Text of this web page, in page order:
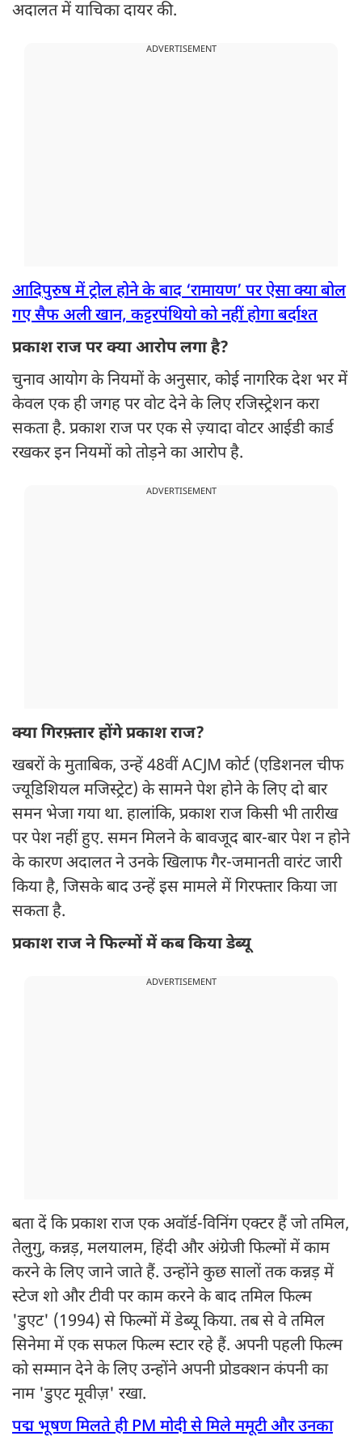
अदालत में याचिका दायर की.
ADVERTISEMENT
आदिपुरुष में ट्रोल होने के बाद ‘रामायण’ पर ऐसा क्या बोल
गए सैफ अली खान, कट्टरपंथियो को नहीं होगा बर्दाश्त
प्रकाश राज पर क्या आरोप लगा है?
चुनाव आयोग के नियमों के अनुसार, कोई नागरिक देश भर में
केवल एक ही जगह पर वोट देने के लिए रजिस्ट्रेशन करा
सकता है. प्रकाश राज पर एक से ज़्यादा वोटर आईडी कार्ड
रखकर इन नियमों को तोड़ने का आरोप है.
ADVERTISEMENT
क्या गिरफ़्तार होंगे प्रकाश राज?
खबरों के मुताबिक, उन्हें 48वीं ACJM कोर्ट (एडिशनल चीफ
ज्यूडिशियल मजिस्ट्रेट) के सामने पेश होने के लिए दो बार
समन भेजा गया था. हालांकि, प्रकाश राज किसी भी तारीख
पर पेश नहीं हुए. समन मिलने के बावजूद बार-बार पेश न होने
के कारण अदालत ने उनके खिलाफ गैर-जमानती वारंट जारी
किया है, जिसके बाद उन्हें इस मामले में गिरफ्तार किया जा
सकता है.
प्रकाश राज ने फिल्मों में कब किया डेब्यू
ADVERTISEMENT
बता दें कि प्रकाश राज एक अवॉर्ड-विनिंग एक्टर हैं जो तमिल,
तेलुगु, कन्नड़, मलयालम, हिंदी और अंग्रेजी फिल्मों में काम
करने के लिए जाने जाते हैं. उन्होंने कुछ सालों तक कन्नड़ में
स्टेज शो और टीवी पर काम करने के बाद तमिल फिल्म
'डुएट' (1994) से फिल्मों में डेब्यू किया. तब से वे तमिल
सिनेमा में एक सफल फिल्म स्टार रहे हैं. अपनी पहली फिल्म
को सम्मान देने के लिए उन्होंने अपनी प्रोडक्शन कंपनी का
नाम 'डुएट मूवीज़' रखा.
पद्म भूषण मिलते ही PM मोदी से मिले ममूटी और उनका